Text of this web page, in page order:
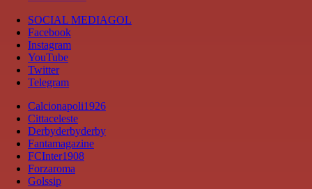
SOCIAL MEDIAGOL
Facebook
Instagram
YouTube
Twitter
Telegram
Calcionapoli1926
Cittaceleste
Derbyderbyderby
Fantamagazine
FCInter1908
Forzaroma
Golssip